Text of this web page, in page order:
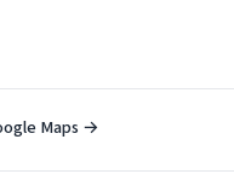
Maps →